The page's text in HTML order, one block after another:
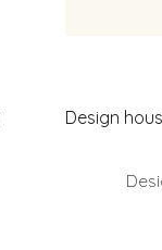
Design